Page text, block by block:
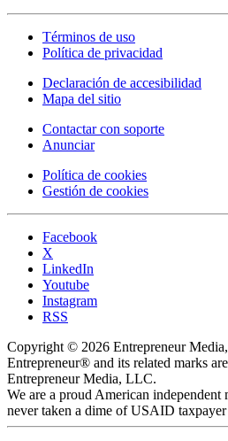
Términos de uso
Política de privacidad
Declaración de accesibilidad
Mapa del sitio
Contactar con soporte
Anunciar
Política de cookies
Gestión de cookies
Facebook
X
LinkedIn
Youtube
Instagram
RSS
Copyright © 2026 Entrepreneur
Entrepreneur® and its related marks
Entrepreneur Media, LLC.
We are a proud American independent
never taken a dime of USAID